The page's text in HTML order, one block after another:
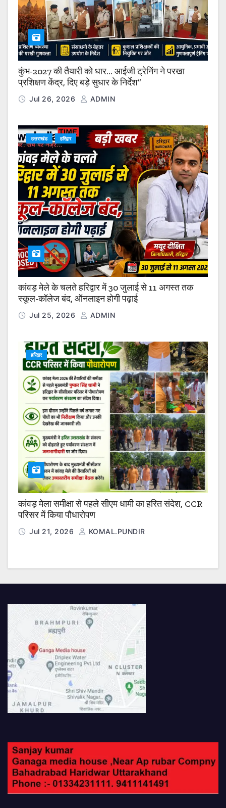
कुंभ-2027 की तैयारी को धार… आईजी ट्रेनिंग ने परखा
प्रशिक्षण केंद्र, दिए बड़े सुधार के निर्देश”
Jul 26, 2026 ADMIN
उत्तराखंड हरिद्वार
कांवड़ मेले के चलते हरिद्वार में 30 जुलाई से 11 अगस्त तक
स्कूल-कॉलेज बंद, ऑनलाइन होगी पढ़ाई
Jul 25, 2026 ADMIN
हरिद्वार
कांवड़ मेला समीक्षा से पहले सीएम धामी का हरित संदेश, CCR
परिसर में किया पौधारोपण
Jul 21, 2026 KOMAL.PUNDIR